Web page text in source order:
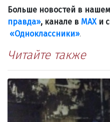
Больше новостей в
правда», канале в МАХи
«Одноклассники».
Читайте также